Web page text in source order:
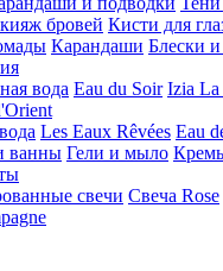
бровей Кисти для
Карандаши Блески
вода Eau du Soir Izia
Les Eaux Rêvées Eau
ванны Гели и мыло
свечи Свеча Rose